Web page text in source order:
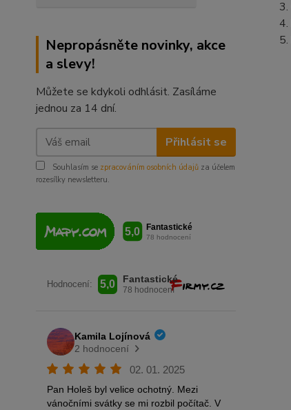
Nepropásněte novinky, akce
a slevy!
Můžete se kdykoli odhlásit. Zasíláme
jednou za 14 dní.
Přihlásit se
Souhlasím se zpracováním osobních údajů za účelem
rozesílky newsletteru.